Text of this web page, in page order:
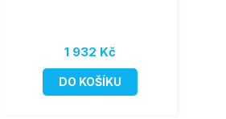
1 932 Kč
DO KOŠÍKU